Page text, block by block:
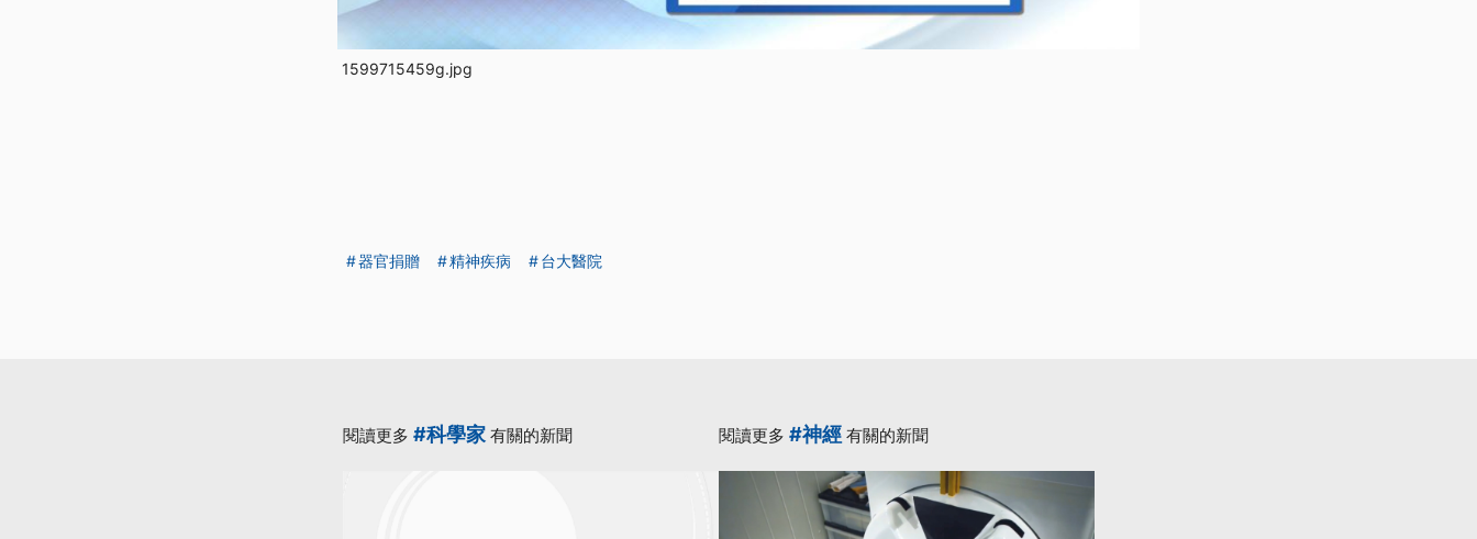
1599715459g.jpg
器官捐贈 精神疾病 台大醫院
閱讀更多 #科學家 有關的新聞 閱讀更多 #神經 有關的新聞